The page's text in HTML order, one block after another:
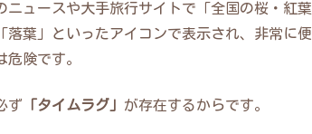
ニュースや大手旅行サイトで「全国の桜・紅
落葉」といったアイコンで表示され、非常に
険です。
ず 「タイムラグ」 が存在するからです。